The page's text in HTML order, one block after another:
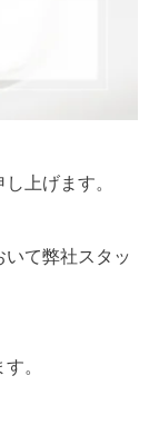
上げます。
て弊社スタッ
。